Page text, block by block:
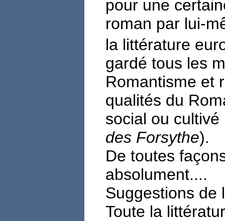
pour une
roman par lui-
la littérature
gardé tous les
Romantisme et
qualités du
social ou
des Forsythe).
De toutes
absolument....
Suggestions de
Toute la